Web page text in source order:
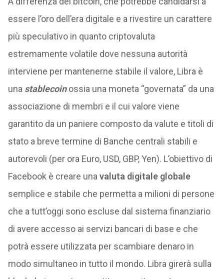
essere l’oro dell’era digitale e a rivestire un carattere
più speculativo in quanto criptovaluta
estremamente volatile dove nessuna autorità
interviene per mantenerne stabile il valore, Libra è
una stablecoinossia una moneta “governata” da una
associazione di membri e il cui valore viene
garantito da un paniere composto da valute e titoli di
stato a breve termine di Banche centrali stabili e
autorevoli (per ora Euro, USD, GBP, Yen). L’obiettivo di
Facebook è creare una valuta digitale globale
semplice e stabile che permetta a milioni di persone
che a tutt’oggi sono escluse dal sistema finanziario
di avere accesso ai servizi bancari di base e che
potrà essere utilizzata per scambiare denaro in
modo simultaneo in tutto il mondo. Libra girerà sulla